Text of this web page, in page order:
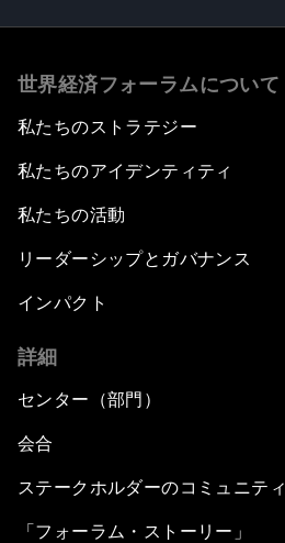
世界経済フォーラムについて
私たちのストラテジー
私たちのアイデンティティ
私たちの活動
リーダーシップとガバナンス
インパクト
詳細
センター（部門）
会合
ステークホルダーのコミュニティ
「フォーラム・ストーリー」